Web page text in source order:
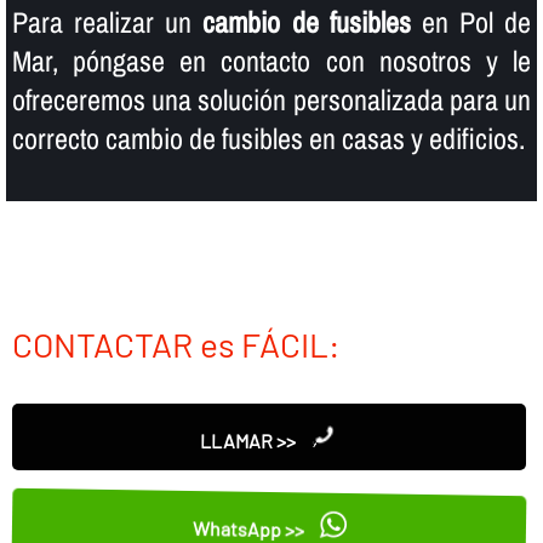
Para realizar uncambio de fusiblesen Pol de
Mar, póngase en contacto con nosotros y le
ofreceremos una solución personalizada para un
correcto cambio de fusibles en casas y edificios.
CONTACTAR es FÁCIL:
LLAMAR >>
WhatsApp >>